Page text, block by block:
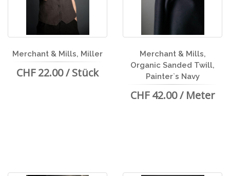
Merchant & Mills, Miller
CHF 22.00 / Stück
Merchant & Mills,
Organic Sanded Twill,
Painter`s Navy
CHF 42.00 / Meter